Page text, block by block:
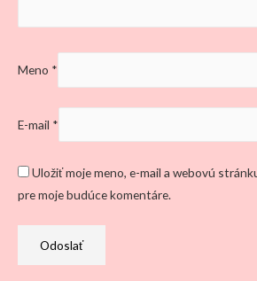
Meno *
E-mail *
Uložiť moje meno, e-mail a webovú
pre moje budúce komentáre.